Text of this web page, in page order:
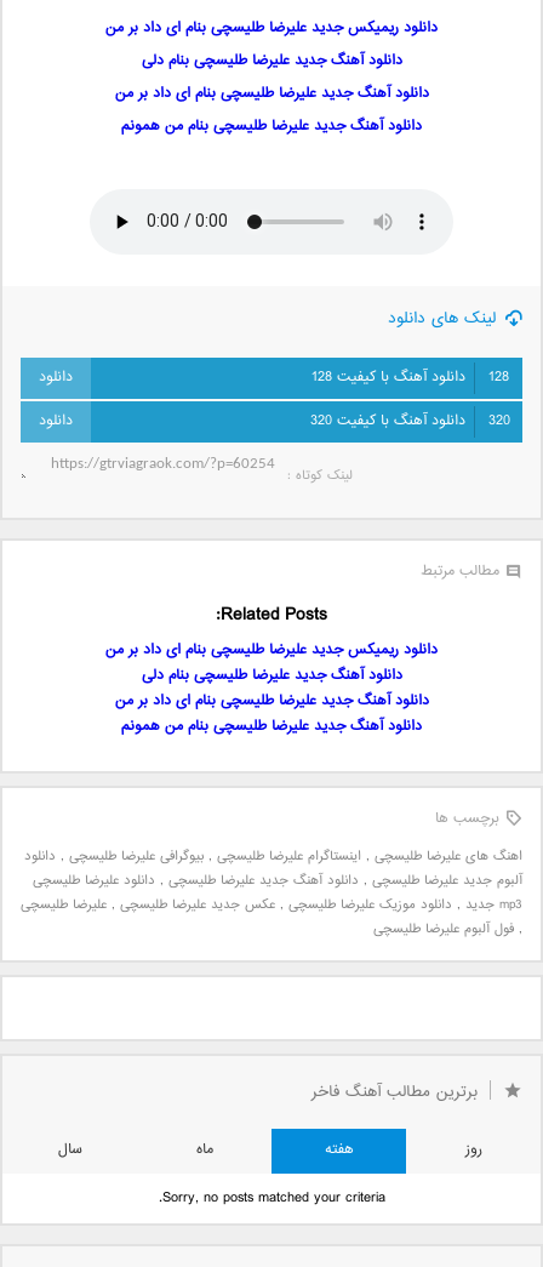
دانلود ریمیکس جدید علیرضا طلیسچی بنام ای ‌داد بر من
دانلود آهنگ جدید علیرضا طلیسچی بنام دلی
دانلود آهنگ جدید علیرضا طلیسچی بنام ای ‌داد بر من
دانلود آهنگ جدید علیرضا طلیسچی بنام من همونم
لینک های دانلود
128
دانلود آهنگ با کیفیت 128
320
دانلود آهنگ با کیفیت 320
لینک کوتاه‌ :
مطالب مرتبط
Related Posts:
دانلود ریمیکس جدید علیرضا طلیسچی بنام ای ‌داد بر من
دانلود آهنگ جدید علیرضا طلیسچی بنام دلی
دانلود آهنگ جدید علیرضا طلیسچی بنام ای ‌داد بر من
دانلود آهنگ جدید علیرضا طلیسچی بنام من همونم
برچسب ها
اهنگ های علیرضا طلیسچی , اینستاگرام علیرضا طلیسچی , بیوگرافی علیرضا طلیسچی , دانلود
آلبوم جدید علیرضا طلیسچی , دانلود آهنگ جدید علیرضا طلیسچی , دانلود علیرضا طلیسچی
mp3 جدید
, دانلود موزیک علیرضا طلیسچی , عکس جدید علیرضا طلیسچی , علیرضا طلیسچی
, فول آلبوم علیرضا طلیسچی
برترین مطالب آهنگ فاخر
روز هفته ماه
سال
Sorry, no posts matched your criteria.